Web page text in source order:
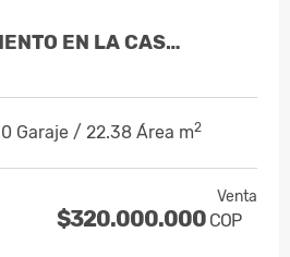
EN LA CAS…
Garaje / 22.38 Área m2
Venta
$320.000.000 COP